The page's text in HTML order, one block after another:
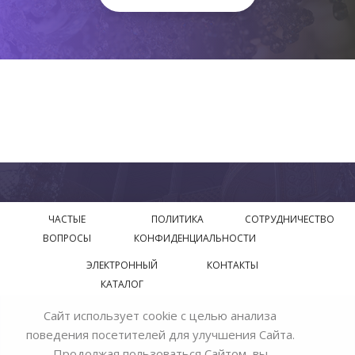
ЧАСТЫЕ
ВОПРОСЫ
ПОЛИТИКА
КОНФИДЕНЦИАЛЬНОСТИ
СОТРУДНИЧЕСТВО
ЭЛЕКТРОННЫЙ
КАТАЛОГ
КОНТАКТЫ
© 2018—2026 Официальный сайт завода производителя
Bohemia Ivele Crystal
Сайт использует cookie с целью анализа
поведения посетителей для улучшения Сайта.